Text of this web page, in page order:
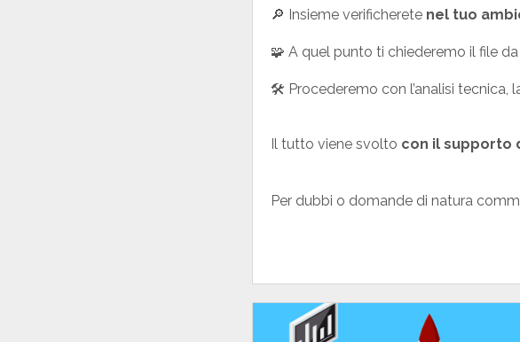
🔎 Insieme verificherete nel tuo
🧩 A quel punto ti chiederemo il file
🛠️ Procederemo con l’analisi tecnica,
Il tutto viene svolto con il supporto
Per dubbi o domande di natura